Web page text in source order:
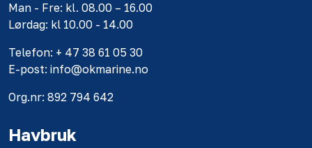
Man - Fre: kl. 08.00 – 16.00
Lørdag: kl 10.00 - 14.00
Telefon: + 47 38 61 05 30
E-post: info@okmarine.no
Org.nr: 892 794 642
Havbruk